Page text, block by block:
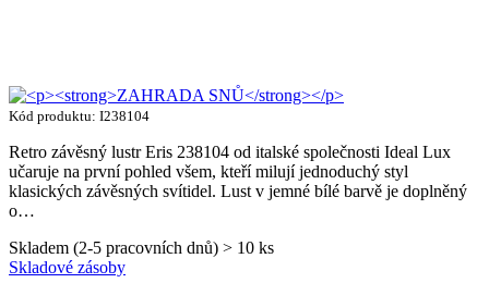
Kód produktu: I238104
Retro závěsný lustr Eris 238104 od italské společnosti Ideal Lux
učaruje na první pohled všem, kteří milují jednoduchý styl
klasických závěsných svítidel. Lust v jemné bílé barvě je doplněný
o…
Skladem (2-5 pracovních dnů) > 10 ks
Skladové zásoby